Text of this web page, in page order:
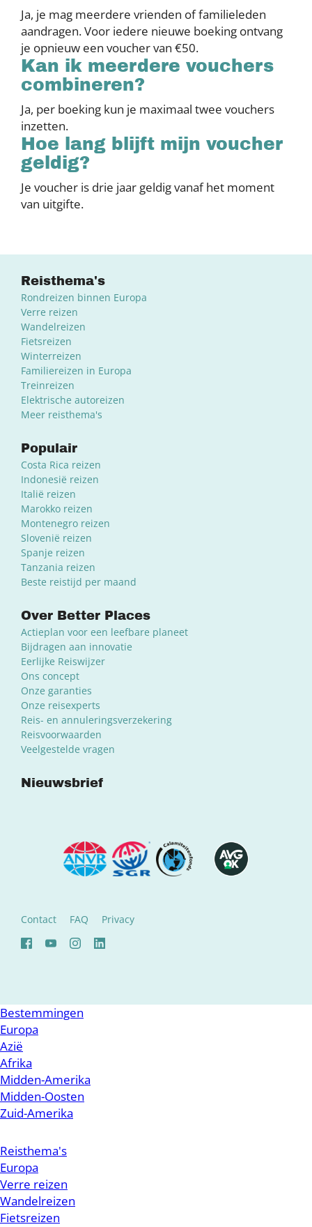
Ja, je mag meerdere vrienden of familieleden
aandragen. Voor iedere nieuwe boeking ontvang
je opnieuw een voucher van €50.
Kan ik meerdere vouchers
combineren?
Ja, per boeking kun je maximaal twee vouchers
inzetten.
Hoe lang blijft mijn voucher
geldig?
Je voucher is drie jaar geldig vanaf het moment
van uitgifte.
Reisthema's
Rondreizen binnen Europa
Verre reizen
Wandelreizen
Fietsreizen
Winterreizen
Familiereizen in Europa
Treinreizen
Elektrische autoreizen
Meer reisthema's
Populair
Costa Rica reizen
Indonesië reizen
Italië reizen
Marokko reizen
Montenegro reizen
Slovenië reizen
Spanje reizen
Tanzania reizen
Beste reistijd per maand
Over Better Places
Actieplan voor een leefbare planeet
Bijdragen aan innovatie
Eerlijke Reiswijzer
Ons concept
Onze garanties
Onze reisexperts
Reis- en annuleringsverzekering
Reisvoorwaarden
Veelgestelde vragen
Nieuwsbrief
Contact FAQ Privacy
Bestemmingen
Europa
Azië
Afrika
Midden-Amerika
Midden-Oosten
Zuid-Amerika
Reisthema's
Europa
Verre reizen
Wandelreizen
Fietsreizen